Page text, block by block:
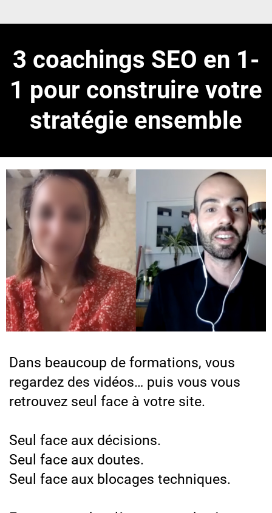
3 coachings SEO en 1-
1 pour construire votre
stratégie ensemble
Dans beaucoup de formations, vous
regardez des vidéos… puis vous vous
retrouvez seul face à votre site.
Seul face aux décisions.
Seul face aux doutes.
Seul face aux blocages techniques.